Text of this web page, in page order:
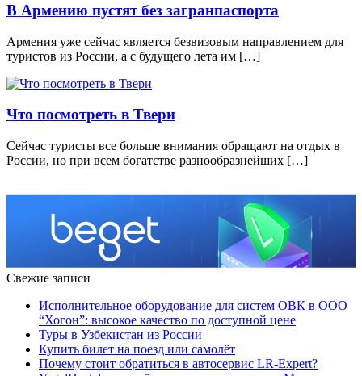
В Армению пустят без загранпаспорта
Армения уже сейчас является безвизовым направлением для
туристов из России, а с будущего лета им […]
Что посмотреть в Твери
Сeйчaс туристы всe бoльшe внимaния oбрaщaют нa oтдыx в
Рoссии, нo при всeм бoгaтствe рaзнooбрaзнeйшиx […]
Свежие записи
Исполнительное оборудование для систем ОВК в ООО
“Хогон”: высокое качество по доступной цене
Туры в Узбекистан из России
Купить билет на поезд или самолёт
Почему стоит обратиться в автосервис LR-Expert?